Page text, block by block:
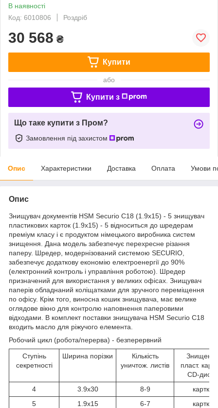
В наявності
Код: 6010806
Роздріб
30 568 ₴
Купити
або
Купити з
Що таке купити з Пром?
Замовлення під захистом
Опис Характеристики Доставка Оплата Умови
Опис
Знищувач документів HSM Securio C18 (1.9х15) - 5 знищувач
пластикових карток (1.9х15) - 5 відноситься до шредерам
преміум класу і є продуктом німецького виробника систем
знищення. Дана модель забезпечує перехресне різання
паперу. Шредер, модернізований системою SECURIO,
забезпечує додаткову економію електроенергії до 90%
(електронний контроль і управління роботою). Шредер
призначений для використання у великих офісах. Знищувач
паперів обладнаний коліщатками для зручного переміщення
по офісу. Крім того, виносна кошик знищувача, має велике
оглядове вікно для контролю наповнення паперовими
відходами. В комплект поставки знищувача HSM Securio C18
входить масло для ріжучого елемента.
Робочий цикл (робота/перерва) - безперервний
Ступінь
секретності
Ширина порізки
Кількість
уничтож. листів
пласт.
CD-дисків
4
3.9х30 8-9
картки
5
1.9х15 6-7 картки